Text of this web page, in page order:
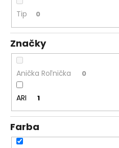
Tip 0
Značky
Anička Roľnička 0
ARI 1
Farba
á
j
s
ť
?
HĽADAŤ